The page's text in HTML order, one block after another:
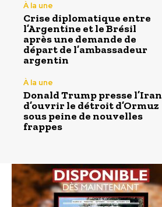
À la une
Crise diplomatique entre
l’Argentine et le Brésil
après une demande de
départ de l’ambassadeur
argentin
À la une
Donald Trump presse l’Iran
d’ouvrir le détroit d’Ormuz
sous peine de nouvelles
frappes